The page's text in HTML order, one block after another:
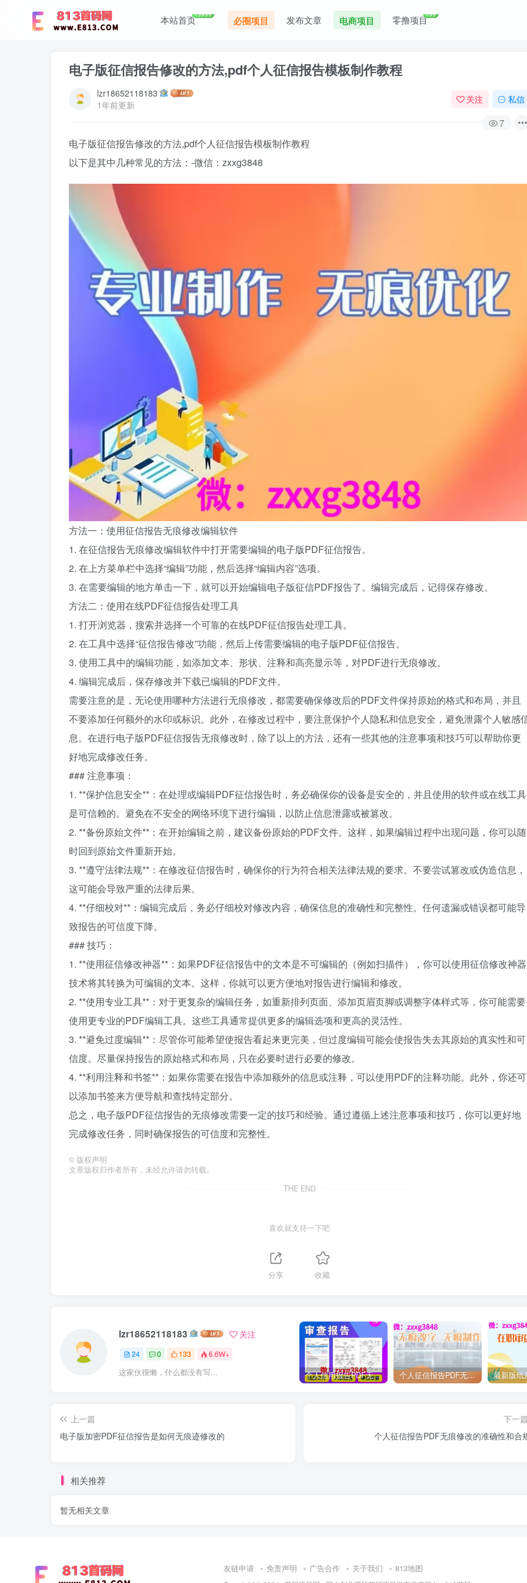
本站首页+9999
必圈项目 发布文章 电商项目 零撸项目+99
电子版征信报告修改的方法,pdf个人征信报告模板制作教程
lzr18652118183
1年前更新
关注 私信
7
电子版征信报告修改的方法,pdf个人征信报告模板制作教程
以下是其中几种常见的方法：-微信：zxxg3848
方法一：使用征信报告无痕修改编辑软件
1. 在征信报告无痕修改编辑软件中打开需要编辑的电子版PDF征信报告。
2. 在上方菜单栏中选择“编辑”功能，然后选择“编辑内容”选项。
3. 在需要编辑的地方单击一下，就可以开始编辑电子版征信PDF报告了。编辑完成后，记得保存修改。
方法二：使用在线PDF征信报告处理工具
1. 打开浏览器，搜索并选择一个可靠的在线PDF征信报告处理工具。
2. 在工具中选择“征信报告修改”功能，然后上传需要编辑的电子版PDF征信报告。
3. 使用工具中的编辑功能，如添加文本、形状、注释和高亮显示等，对PDF进行无痕修改。
4. 编辑完成后，保存修改并下载已编辑的PDF文件。
需要注意的是，无论使用哪种方法进行无痕修改，都需要确保修改后的PDF文件保持原始的格式和布局，并且
不要添加任何额外的水印或标识。此外，在修改过程中，要注意保护个人隐私和信息安全，避免泄露个人敏感
息。在进行电子版PDF征信报告无痕修改时，除了以上的方法，还有一些其他的注意事项和技巧可以帮助你更
好地完成修改任务。
### 注意事项：
1. **保护信息安全**：在处理或编辑PDF征信报告时，务必确保你的设备是安全的，并且使用的软件或在线工具
是可信赖的。避免在不安全的网络环境下进行编辑，以防止信息泄露或被篡改。
2. **备份原始文件**：在开始编辑之前，建议备份原始的PDF文件。这样，如果编辑过程中出现问题，你可以随
时回到原始文件重新开始。
3. **遵守法律法规**：在修改征信报告时，确保你的行为符合相关法律法规的要求。不要尝试篡改或伪造信息，
这可能会导致严重的法律后果。
4. **仔细校对**：编辑完成后，务必仔细校对修改内容，确保信息的准确性和完整性。任何遗漏或错误都可能导
致报告的可信度下降。
### 技巧：
1. **使用征信修改神器**：如果PDF征信报告中的文本是不可编辑的（例如扫描件），你可以使用征信修改神器
技术将其转换为可编辑的文本。这样，你就可以更方便地对报告进行编辑和修改。
2. **使用专业工具**：对于更复杂的编辑任务，如重新排列页面、添加页眉页脚或调整字体样式等，你可能需要
使用更专业的PDF编辑工具。这些工具通常提供更多的编辑选项和更高的灵活性。
3. **避免过度编辑**：尽管你可能希望使报告看起来更完美，但过度编辑可能会使报告失去其原始的真实性和可
信度。尽量保持报告的原始格式和布局，只在必要时进行必要的修改。
4. **利用注释和书签**：如果你需要在报告中添加额外的信息或注释，可以使用PDF的注释功能。此外，你还可
以添加书签来方便导航和查找特定部分。
总之，电子版PDF征信报告的无痕修改需要一定的技巧和经验。通过遵循上述注意事项和技巧，你可以更好地
完成修改任务，同时确保报告的可信度和完整性。
© 版权声明
文章版权归作者所有，未经允许请勿转载。
THE END
喜欢就支持一下吧
分享 收藏
lzr18652118183 关注
24 0 133 6.6W+
这家伙很懒，什么都没有写... 个人信用报告PDF无痕修改去掉逾期呆账家里检查征信报告，如何删除编辑内容 个人征信报告PDF无痕修改的准确性和合规性
上一篇
电子版加密PDF征信报告是如何无痕迹修改的
下一
个人征信报告PDF无痕修改的准确性和合
相关推荐
暂无相关文章
友链申请 免责声明 广告合作 关于我们 813地图